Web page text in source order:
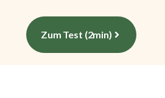
Zum Test (2min)